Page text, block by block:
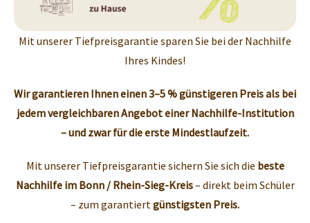
Mit unserer Tiefpreisgarantie sparen Sie bei der Nachhilfe
Ihres Kindes!
Wir garantieren Ihnen einen 3–5 % günstigeren Preis als bei
jedem vergleichbaren Angebot einer Nachhilfe-Institution
– und zwar für die erste Mindestlaufzeit.
Mit unserer Tiefpreisgarantie sichern Sie sich die beste
Nachhilfe im Bonn / Rhein-Sieg-Kreis– direkt beim Schüler
– zum garantiert günstigsten Preis.